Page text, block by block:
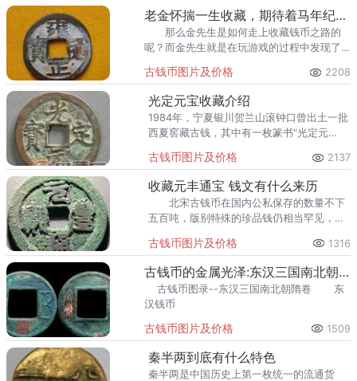
回收渠道里，能精准识别版别溢
老金怀揣一生收藏，期待着马年纪念品
那么金先生是如何走上收藏钱币之路的
呢？而金先生就是在玩游戏的过程中发现了
上了收藏钱币之路！
古钱币图片及价格 2208
光定元宝收藏介绍
1984年，宁夏银川贺兰山滚钟口曾出土一批
西夏窖藏古钱，其中有一枚篆书“光定元
古钱币图片及价格 2137
收藏元丰通宝 钱文有什么来历
北宋古钱币在国内公私保存的数量不下
五百吨，版别特殊的珍品钱仍相当罕见，许
古钱币图片及价格 1316
古钱币的金属光泽:东汉三国南北朝隋卷
古钱币图录--东汉三国南北朝隋卷 东
古钱币图片及价格 1509
秦半两到底有什么特色
秦半两是中国历史上第一枚统一的流通货